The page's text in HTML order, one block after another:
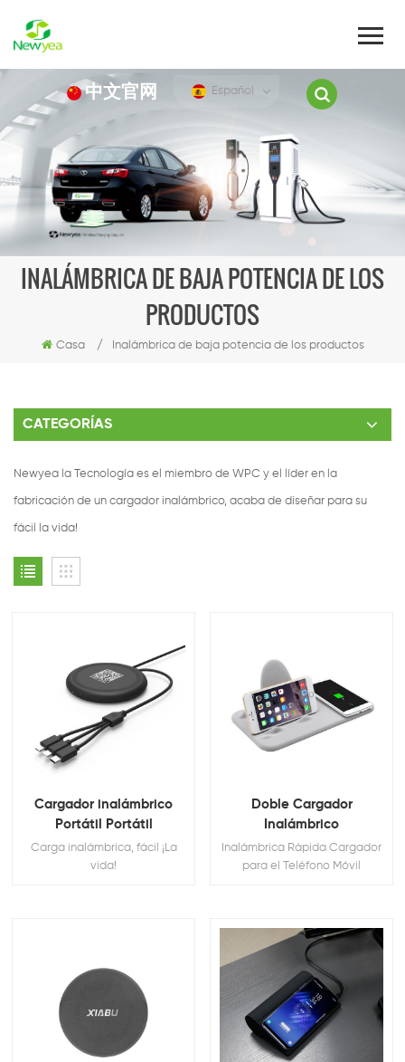
中文官网 Español
INALÁMBRICA DE BAJA POTENCIA DE LOS
PRODUCTOS
Casa / Inalámbrica de baja potencia de los productos
CATEGORÍAS
Newyea la Tecnología es el miembro de WPC y el líder en la
fabricación de un cargador inalámbrico, acaba de diseñar para su
fácil la vida!
Cargador inalámbrico
Portátil Portátil
Carga inalámbrica, fácil ¡La
vida!
Doble Cargador
Inalámbrico
Inalámbrica Rápida Cargador
para el Teléfono Móvil